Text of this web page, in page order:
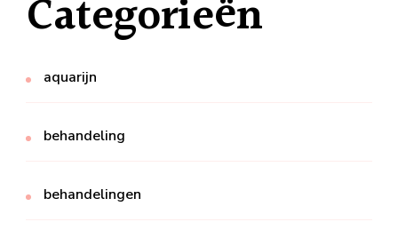
Categorieën
aquarijn
behandeling
behandelingen